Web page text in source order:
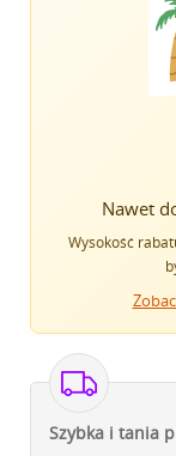
Nawet
Wysokość
Szybka i tania